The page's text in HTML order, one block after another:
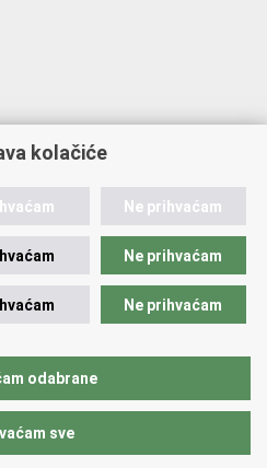
kolačiće
Ne prihvaćam
Ne prihvaćam
Ne prihvaćam
odabrane
sve